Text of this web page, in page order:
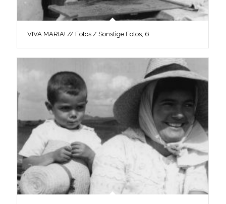
VIVA MARIA! // Fotos / Sonstige Fotos, 6